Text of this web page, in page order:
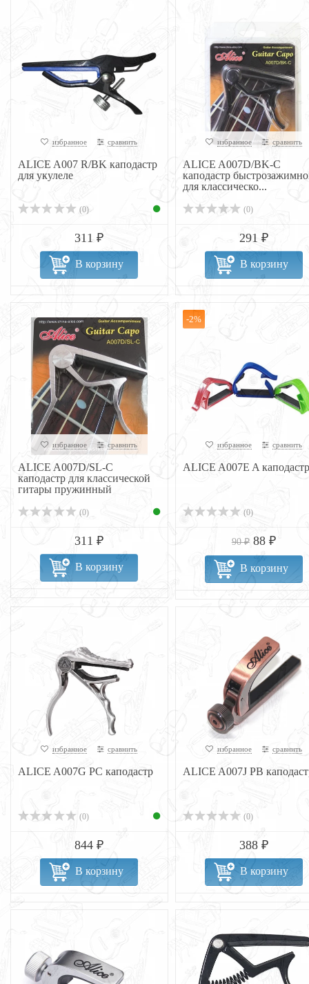
избранное сравнить
ALICE A007 R/BK каподастр
для укулеле
(0)
311 ₽
В корзину
избранное сравнить
ALICE A007D/BK-C
каподастр
для классическо...
(0)
291 ₽
В корзину
избранное сравнить
ALICE A007D/SL-C
каподастр для классической
гитары пружинный
(0)
311 ₽
В корзину
-2%
избранное сравнить
ALICE A007E A каподастр
(0)
90 ₽ 88 ₽
В корзину
избранное сравнить
ALICE A007G PC каподастр
(0)
844 ₽
В корзину
избранное сравнить
ALICE A007J PB
(0)
388 ₽
В корзину